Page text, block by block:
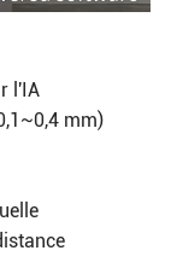
l'IA
mm)